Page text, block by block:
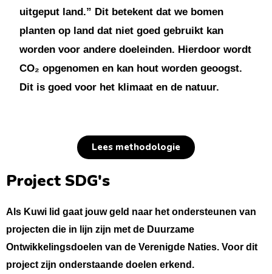
uitgeput land.” Dit betekent dat we bomen
planten op land dat niet goed gebruikt kan
worden voor andere doeleinden. Hierdoor wordt
CO₂ opgenomen en kan hout worden geoogst.
Dit is goed voor het klimaat en de natuur.
Lees methodologie
Project SDG's
Als Kuwi lid gaat jouw geld naar het ondersteunen van
projecten die in lijn zijn met de Duurzame
Ontwikkelingsdoelen van de Verenigde Naties. Voor dit
project zijn onderstaande doelen erkend.